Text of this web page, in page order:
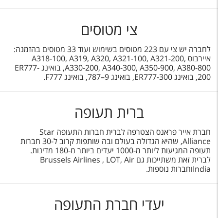
צי מטוסים
לחברה יש צי עם 223 מטוסים בשימוש ועוד 33 מטוסים בהזמנה:
איירבוס A318-100, A319, A320, A321-100, A321-200,
A330-200, A340-300, A350-900, A380-800, בואינג ER777-
200, בואינג ER777-300, בואינג 9–787, בואינג F777.
ברית תעופה
חברת אייר פראנס הצטרפה לברית חברות התעופה Star
Alliance, שהיא הגדולה בעולם ובה שותפות קרוב ל-30 חברות
תעופה המגיעות ליותר מ-1000 יעדים ביותר מ-180 מדינות.
לברית זאת משתייכות גם Brussels Airlines , LOT, Air
Indiaוחברות נוספות.
יעדי חברת התעופה